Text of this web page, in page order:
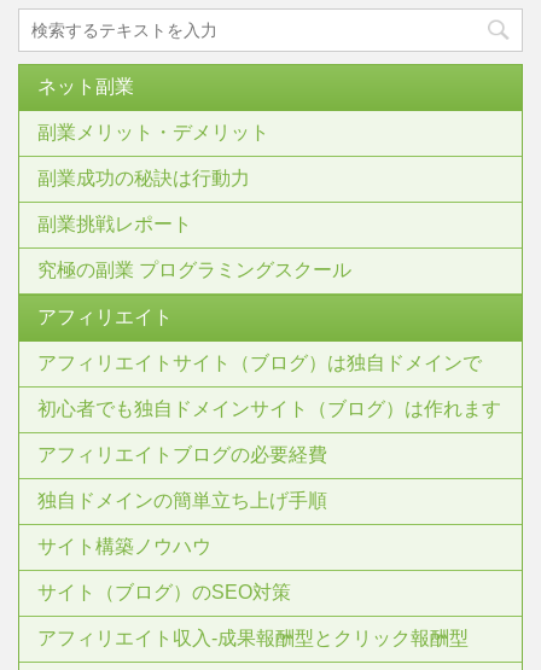
ネット副業
副業メリット・デメリット
副業成功の秘訣は行動力
副業挑戦レポート
究極の副業 プログラミングスクール
アフィリエイト
アフィリエイトサイト（ブログ）は独自ドメインで
初心者でも独自ドメインサイト（ブログ）は作れます
アフィリエイトブログの必要経費
独自ドメインの簡単立ち上げ手順
サイト構築ノウハウ
サイト（ブログ）のSEO対策
アフィリエイト収入-成果報酬型とクリック報酬型